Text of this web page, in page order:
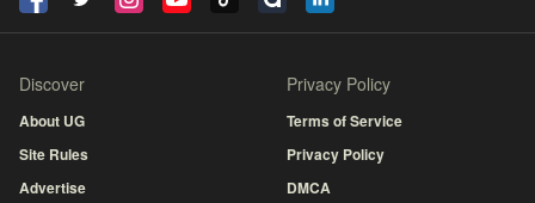
Discover
About UG
Site Rules
Advertise
Privacy Policy
Terms of Service
Privacy Policy
DMCA